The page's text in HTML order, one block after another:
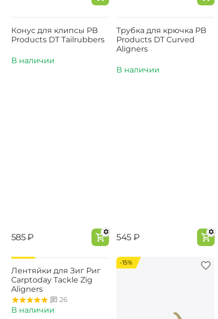
Конус для клипсы PB
Products DT Tailrubbers
В наличии
‍585‍₽
Трубка для крючка PB
Products DT Curved
Aligners
В наличии
‍545‍₽
Лентяйки для Зиг Риг
Carptoday Tackle Zig
Aligners
26
В наличии
-15%